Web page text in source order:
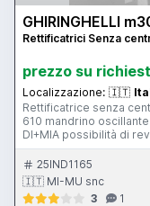
GHIRINGHELLI
Rettificatrici Senza
prezzo su
Localizzazione: 🇮🇹
Rettificatrice senza centri GHIRINGHELLI M300 SP600 Mola
610 mandrino
DI+MIA possibilità di revisione Per informazioni e prezzi
contattateci senza impegno. La macchina è
magazzino di Gussago (BS) Mimu Macchine Utensili
grinding machine
Rundschleifmaschine
25IND1165
🇮🇹 MI-MU snc
3
1